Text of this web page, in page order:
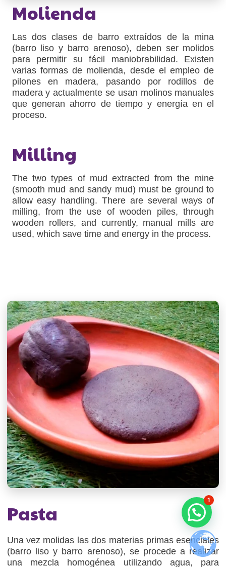
Molienda
Las dos clases de barro extraídos de la mina
(barro liso y barro arenoso), deben ser molidos
para permitir su fácil maniobrabilidad. Existen
varias formas de molienda, desde el empleo de
pilones en madera, pasando por rodillos de
madera y actualmente se usan molinos manuales
que generan ahorro de tiempo y energía en el
proceso.
Milling
The two types of mud extracted from the mine
(smooth mud and sandy mud) must be ground to
allow easy handling. There are several ways of
milling, from the use of wooden piles, through
wooden rollers, and currently, manual mills are
used, which save time and energy in the process.
Pasta
Una vez molidas las dos materias primas esenciales
(barro liso y barro arenoso), se procede a realizar
una mezcla homogénea utilizando agua, para
1